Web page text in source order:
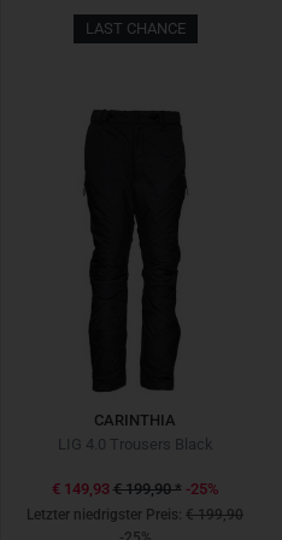
LAST CHANCE
CARINTHIA
LIG 4.0 Trousers Black
€ 149,93 € 199,90* -25%
Letzter niedrigster Preis: € 199,90